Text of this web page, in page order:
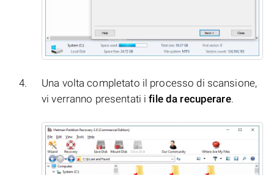
Una volta completato il processo di scansione,
vi verranno presentati ifile da recuperare.